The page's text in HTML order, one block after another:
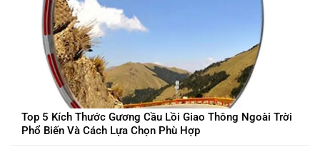
Top 5 Kích Thước Gương Cầu Lồi Giao Thông Ngoài Trời
Phổ Biến Và Cách Lựa Chọn Phù Hợp